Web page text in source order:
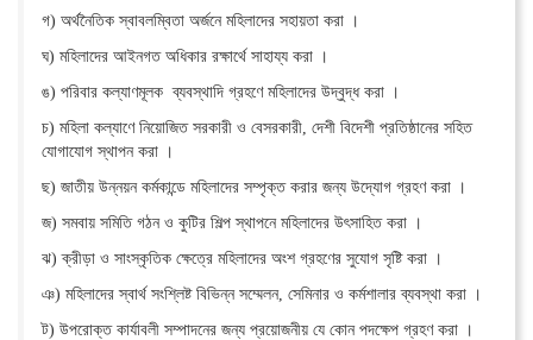
গ) অর্থনৈতিক স্বাবলম্বিতা অর্জনে মহিলাদের সহায়তা করা ।
ঘ) মহিলাদের আইনগত অধিকার রক্ষার্থে সাহায্য করা ।
ঙ) পরিবার কল্যাণমূলক ব্যবস্থাদি গ্রহণে মহিলাদের উদ্বুদ্ধ করা ।
চ) মহিলা কল্যাণে নিয়োজিত সরকারী ও বেসরকারী, দেশী বিদেশী প্রতিষ্ঠানের সহিত
যোগাযোগ স্থাপন করা ।
ছ) জাতীয় উন্নয়ন কর্মকান্ডে মহিলাদের সম্পৃক্ত করার জন্য উদ্যোগ গ্রহণ করা ।
জ) সমবায় সমিতি গঠন ও কুটির শিল্প স্থাপনে মহিলাদের উৎসাহিত করা ।
ঝ) ক্রীড়া ও সাংস্কৃতিক ক্ষেত্রে মহিলাদের অংশ গ্রহণের সুযোগ সৃষ্টি করা ।
ঞ) মহিলাদের স্বার্থ সংশ্লিষ্ট বিভিন্ন সম্মেলন, সেমিনার ও কর্মশালার ব্যবস্থা করা ।
ট) উপরোক্ত কার্যাবলী সম্পাদনের জন্য প্রয়োজনীয় যে কোন পদক্ষেপ গ্রহণ করা ।